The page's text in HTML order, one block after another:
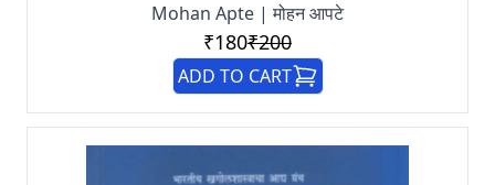
Mohan Apte | मोहन आपटे
₹180₹200
ADD TO CART